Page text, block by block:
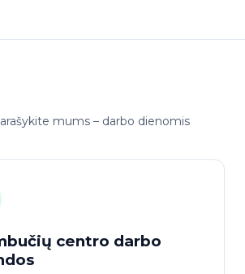
mums – darbo dienomis
centro darbo